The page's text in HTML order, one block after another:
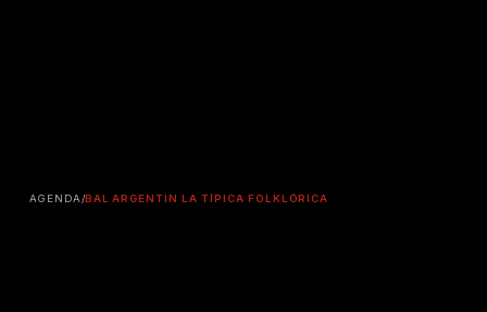
AGENDA /BAL ARGENTIN LA TÍPICA FOLKLÓRICA